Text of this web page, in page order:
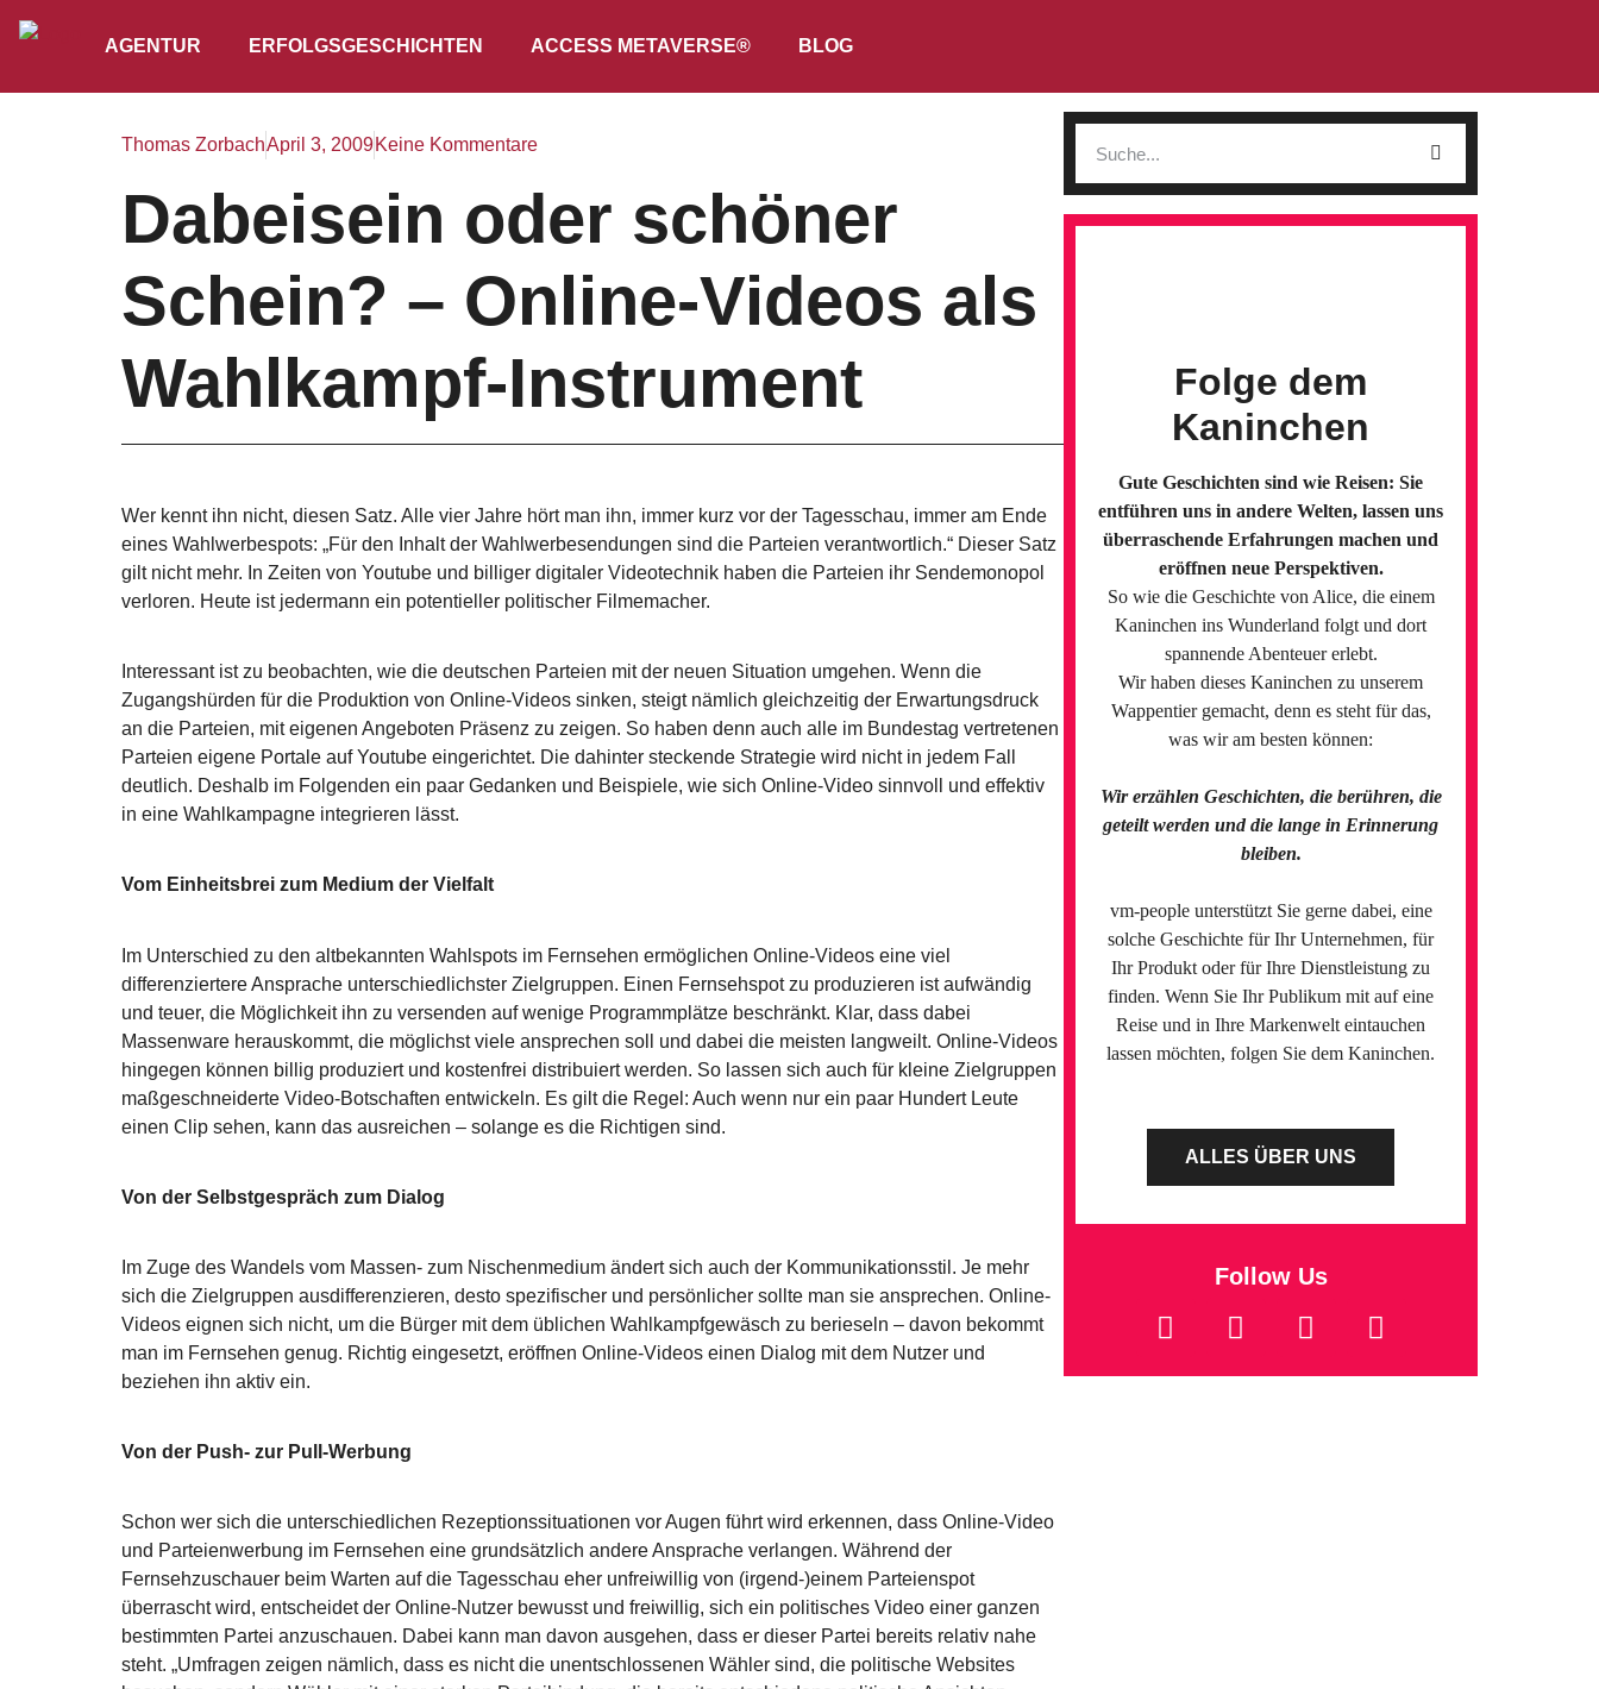
AGENTUR ERFOLGSGESCHICHTEN ACCESS METAVERSE® BLOG
Thomas ZorbachApril 3, 2009Keine Kommentare
Dabeisein oder schöner
Schein? – Online-Videos als
Wahlkampf-Instrument
Wer kennt ihn nicht, diesen Satz. Alle vier Jahre hört man ihn, immer kurz vor der Tagesschau, immer am Ende
eines Wahlwerbespots: „Für den Inhalt der Wahlwerbesendungen sind die Parteien verantwortlich.“ Dieser Satz
gilt nicht mehr. In Zeiten von Youtube und billiger digitaler Videotechnik haben die Parteien ihr Sendemonopol
verloren. Heute ist jedermann ein potentieller politischer Filmemacher.
Interessant ist zu beobachten, wie die deutschen Parteien mit der neuen Situation umgehen. Wenn die
Zugangshürden für die Produktion von Online-Videos sinken, steigt nämlich gleichzeitig der Erwartungsdruck
an die Parteien, mit eigenen Angeboten Präsenz zu zeigen. So haben denn auch alle im Bundestag vertretenen
Parteien eigene Portale auf Youtube eingerichtet. Die dahinter steckende Strategie wird nicht in jedem Fall
deutlich. Deshalb im Folgenden ein paar Gedanken und Beispiele, wie sich Online-Video sinnvoll und effektiv
in eine Wahlkampagne integrieren lässt.
Vom Einheitsbrei zum Medium der Vielfalt
Im Unterschied zu den altbekannten Wahlspots im Fernsehen ermöglichen Online-Videos eine viel
differenziertere Ansprache unterschiedlichster Zielgruppen. Einen Fernsehspot zu produzieren ist aufwändig
und teuer, die Möglichkeit ihn zu versenden auf wenige Programmplätze beschränkt. Klar, dass dabei
Massenware herauskommt, die möglichst viele ansprechen soll und dabei die meisten langweilt. Online-Videos
hingegen können billig produziert und kostenfrei distribuiert werden. So lassen sich auch für kleine Zielgruppen
maßgeschneiderte Video-Botschaften entwickeln. Es gilt die Regel: Auch wenn nur ein paar Hundert Leute
einen Clip sehen, kann das ausreichen – solange es die Richtigen sind.
Von der Selbstgespräch zum Dialog
Im Zuge des Wandels vom Massen- zum Nischenmedium ändert sich auch der Kommunikationsstil. Je mehr
sich die Zielgruppen ausdifferenzieren, desto spezifischer und persönlicher sollte man sie ansprechen. Online-
Videos eignen sich nicht, um die Bürger mit dem üblichen Wahlkampfgewäsch zu berieseln – davon bekommt
man im Fernsehen genug. Richtig eingesetzt, eröffnen Online-Videos einen Dialog mit dem Nutzer und
beziehen ihn aktiv ein.
Von der Push- zur Pull-Werbung
Schon wer sich die unterschiedlichen Rezeptionssituationen vor Augen führt wird erkennen, dass Online-Video
und Parteienwerbung im Fernsehen eine grundsätzlich andere Ansprache verlangen. Während der
Fernsehzuschauer beim Warten auf die Tagesschau eher unfreiwillig von (irgend-)einem Parteienspot
überrascht wird, entscheidet der Online-Nutzer bewusst und freiwillig, sich ein politisches Video einer ganzen
bestimmten Partei anzuschauen. Dabei kann man davon ausgehen, dass er dieser Partei bereits relativ nahe
steht. „Umfragen zeigen nämlich, dass es nicht die unentschlossenen Wähler sind, die politische Websites
Folge dem
Kaninchen
Gute Geschichten sind wie Reisen: Sie
entführen uns in andere Welten, lassen uns
überraschende Erfahrungen machen und
eröffnen neue Perspektiven.
So wie die Geschichte von Alice, die einem
Kaninchen ins Wunderland folgt und dort
spannende Abenteuer erlebt.
Wir haben dieses Kaninchen zu unserem
Wappentier gemacht, denn es steht für das,
was wir am besten können:
Wir erzählen Geschichten, die berühren, die
geteilt werden und die lange in Erinnerung
bleiben.
vm-people unterstützt Sie gerne dabei, eine
solche Geschichte für Ihr Unternehmen, für
Ihr Produkt oder für Ihre Dienstleistung zu
finden. Wenn Sie Ihr Publikum mit auf eine
Reise und in Ihre Markenwelt eintauchen
lassen möchten, folgen Sie dem Kaninchen.
ALLES ÜBER UNS
Follow Us